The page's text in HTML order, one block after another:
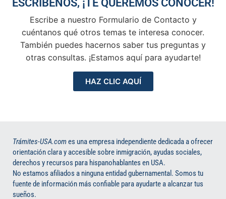
ESCRÍBENOS, ¡TE QUEREMOS CONOCER!
Escribe a nuestro Formulario de Contacto y
cuéntanos qué otros temas te interesa conocer.
También puedes hacernos saber tus preguntas y
otras consultas. ¡Estamos aquí para ayudarte!
HAZ CLIC AQUÍ
Trámites-USA.comes una empresa independiente dedicada a ofrecer
orientación clara y accesible sobre inmigración, ayudas sociales,
derechos y recursos para hispanohablantes en USA.
No estamos afiliados a ninguna entidad gubernamental. Somos tu
fuente de información más confiable para ayudarte a alcanzar tus
sueños.